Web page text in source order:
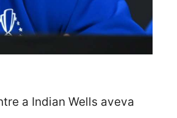
a Indian Wells aveva